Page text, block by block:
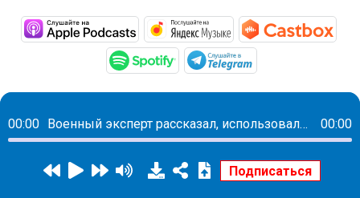
https://podcasts.apple.com/ru/
https://
https://open.spotify.com/
00:00 Военный эксперт рассказал, использовали ли против России климатическое оружие 00:00